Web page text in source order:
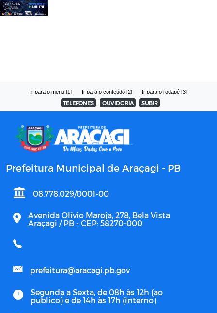
Ir para o menu [1] Ir para o conteúdo [2] Ir para o rodapé [3]
TELEFONES OUVIDORIA SUBIR
Prefeitura Municipal de Araçagi - PB
08.778.029/0001-00
Avenida Olívio Maroja, 278, Bela Vista
Araçagi / PB - CEP: 58270-000
prefeitura@aracagi.pb.gov
Segunda a Sexta, de 08h às 12h (ao
publico) e de 14h às 17h (interno)